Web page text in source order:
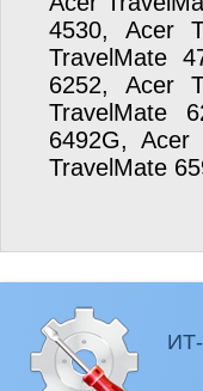
4530, Acer
TravelMate
6252, Acer
TravelMate
6492G, Acer
TravelMate
ИТ-